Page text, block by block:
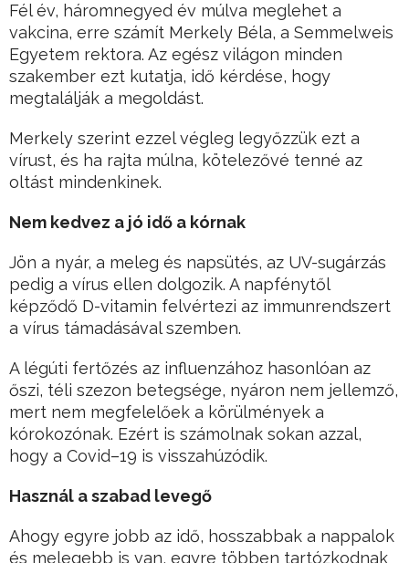
Fél év, háromnegyed év múlva meglehet a
vakcina, erre számít Merkely Béla, a Semmelweis
Egyetem rektora. Az egész világon minden
szakember ezt kutatja, idő kérdése, hogy
megtalálják a megoldást.
Merkely szerint ezzel végleg legyőzzük ezt a
vírust, és ha rajta múlna, kötelezővé tenné az
oltást mindenkinek.
Nem kedvez a jó idő a kórnak
Jön a nyár, a meleg és napsütés, az UV-sugárzás
pedig a vírus ellen dolgozik. A napfénytől
képződő D-vitamin felvértezi az immunrendszert
a vírus támadásával szemben.
A légúti fertőzés az influenzához hasonlóan az
őszi, téli szezon betegsége, nyáron nem jellemző,
mert nem megfelelőek a körülmények a
kórokozónak. Ezért is számolnak sokan azzal,
hogy a Covid–19 is visszahúzódik.
Használ a szabad levegő
Ahogy egyre jobb az idő, hosszabbak a nappalok
és melegebb is van, egyre többen tartózkodnak